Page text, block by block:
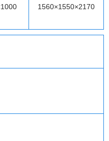
1560×1550×2170